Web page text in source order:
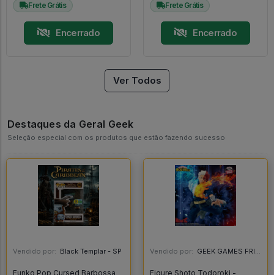
Frete Grátis
Encerrado
Frete Grátis
Encerrado
Ver Todos
Destaques da Geral Geek
Seleção especial com os produtos que estão fazendo sucesso
Vendido por: Black Templar - SP
Funko Pop Cursed Barbossa
Vendido por: GEEK GAMES FRIEND - RJ
Figure Shoto Todoroki -